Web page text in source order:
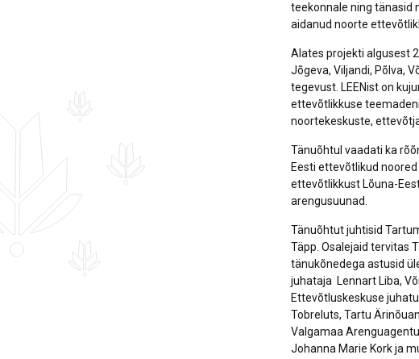
teekonnale ning tänasid
aidanud noorte
Alates projekti algusest
Jõgeva, Viljandi, Põlva,
tegevust. LEENist on
ettevõtlikkuse
noortekeskuste,
Tänuõhtul vaadati ka
Eesti ettevõtlikud
ettevõtlikkust Lõuna-
arengusuunad.
Tänuõhtut juhtisid
Täpp. Osalejaid tervitas
tänukõnedega astusid
juhataja Lennart Liba,
Ettevõtluskeskuse
Tobreluts, Tartu
Valgamaa
Johanna Marie Kork ja